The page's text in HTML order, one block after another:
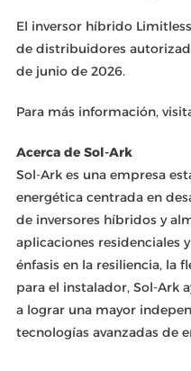
El inversor híbrido
de distribuidores
de junio de 2026.
Para más información,
Acerca de Sol-Ark
Sol-Ark es una empresa
energética centrada en
de inversores híbridos y
aplicaciones residenciales
énfasis en la resiliencia, la
para el instalador, Sol-Ark
a lograr una mayor
tecnologías avanzadas de